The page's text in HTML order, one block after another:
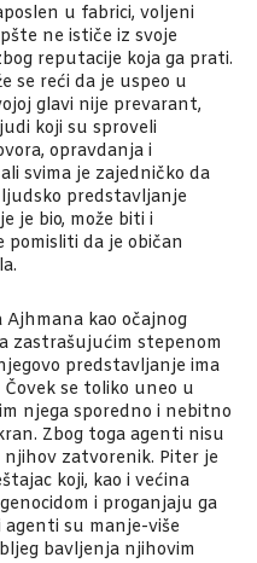
u fabrici, voljeni
ne ističe iz svoje
reputacije koja ga prati.
se reći da je uspeo u
glavi nije prevarant,
koji su sproveli
opravdanja i
svima je zajedničko da
predstavljanje
je bio, može biti i
da je običan
Ajhmana kao očajnog
zastrašujućim stepenom
predstavljanje ima
se toliko uneo u
njega sporedno i nebitno
Zbog toga agenti nisu
zatvorenik. Piter je
koji, kao i većina
i proganjaju ga
agenti su manje-više
bavljenja njihovim